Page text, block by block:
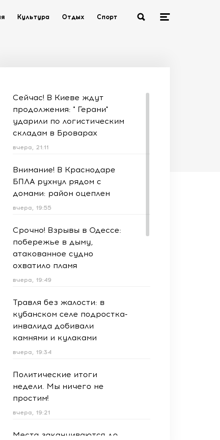
Культура Отдых Спорт
Сейчас! В Киеве ждут
продолжения: " Герани"
ударили по логистическим
складам в Броварах
вчера, 21:11
Внимание! В Краснодаре
БПЛА рухнул рядом с
домами: район оцеплен
вчера, 19:55
Срочно! Взрывы в Одессе:
побережье в дыму,
атакованное судно
охватило пламя
вчера, 19:49
Травля без жалости: в
кубанском селе подростка-
инвалида добивали
камнями и кулаками
вчера, 19:34
Политические итоги
недели. Мы ничего не
простим!
вчера, 19:21
Места заканчиваются до